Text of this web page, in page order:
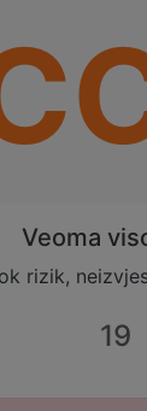
Veoma
rizik,
19